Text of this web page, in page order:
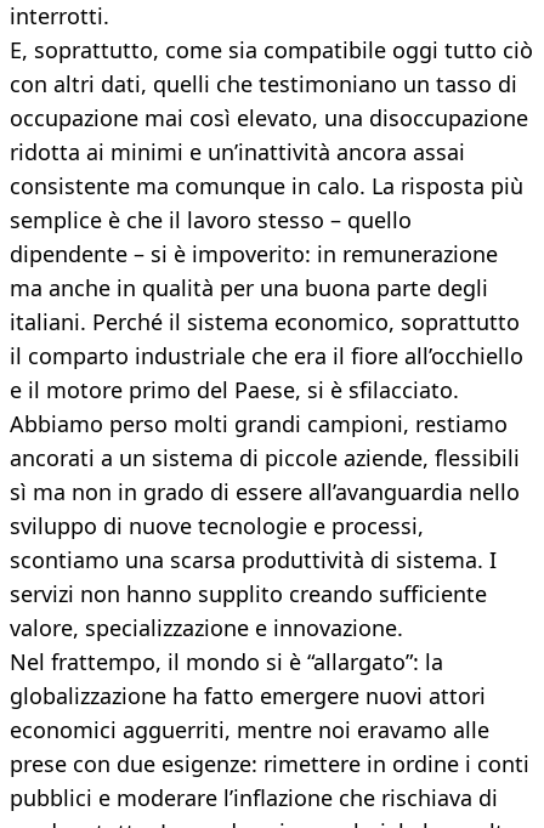
interrotti.
E, soprattutto, come sia compatibile oggi tutto ciò
con altri dati, quelli che testimoniano un tasso di
occupazione mai così elevato, una disoccupazione
ridotta ai minimi e un’inattività ancora assai
consistente ma comunque in calo. La risposta più
semplice è che il lavoro stesso – quello
dipendente – si è impoverito: in remunerazione
ma anche in qualità per una buona parte degli
italiani. Perché il sistema economico, soprattutto
il comparto industriale che era il fiore all’occhiello
e il motore primo del Paese, si è sfilacciato.
Abbiamo perso molti grandi campioni, restiamo
ancorati a un sistema di piccole aziende, flessibili
sì ma non in grado di essere all’avanguardia nello
sviluppo di nuove tecnologie e processi,
scontiamo una scarsa produttività di sistema. I
servizi non hanno supplito creando sufficiente
valore, specializzazione e innovazione.
Nel frattempo, il mondo si è “allargato”: la
globalizzazione ha fatto emergere nuovi attori
economici agguerriti, mentre noi eravamo alle
prese con due esigenze: rimettere in ordine i conti
pubblici e moderare l’inflazione che rischiava di